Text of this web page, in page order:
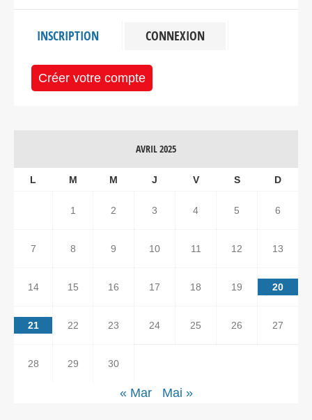
INSCRIPTION CONNEXION
Créer votre compte
AVRIL 2025
L M M J V S D
1 2 3 4 5 6
7 8 9 10 11 12 13
14 15 16 17 18 19 20
21 22 23 24 25 26 27
28 29 30
« Mar Mai »